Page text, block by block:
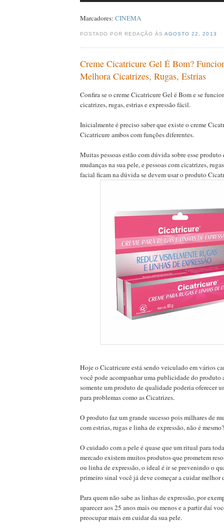
Marcadores: CINEMA
POSTADO POR REDAÇÃO ÀSAGOSTO 22, 2013
Creme Cicatricure Gel É Bom?
Melhora Cicatrizes, Rugas, Estrias
Confira se o creme Cicatricure Gel é Bom e se
cicatrizes, rugas, estrias e expressão fácil.
Inicialmente é preciso saber que existe o creme
Cicatricure ambos com funções diferentes.
Muitas pessoas estão com dúvida sobre esse
mudanças na sua pele, e pessoas com cicatrizes,
facial ficam na dúvida se devem usar o produto
Hoje o Cicatricure está sendo veiculado em vários
você pode acompanhar uma publicidade do produto
somente um produto de qualidade poderia oferecer
para problemas como as Cicatrizes.
O produto faz um grande sucesso pois milhares de
com estrias, rugas e linha de expressão, não é mesmo?
O cuidado com a pele é quase que um ritual para
mercado existem muitos produtos que prometem
ou linha de expressão, o ideal é ir se prevenindo o
primeiro sinal você já deve começar a cuidar melhor
Para quem não sabe as linhas de expressão, por
aparecer aos 25 anos mais ou menos e a partir daí
preocupar mais em cuidar da sua pele.